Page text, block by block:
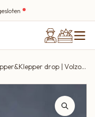
drop | Volzoet (de beste drop ooit!)